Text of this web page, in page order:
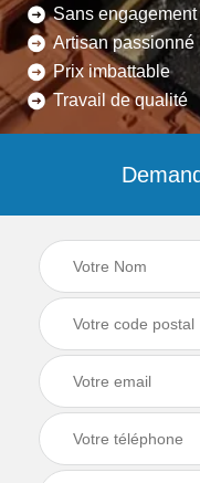
Sans engagement
Artisan passionné
Prix imbattable
Travail de qualité